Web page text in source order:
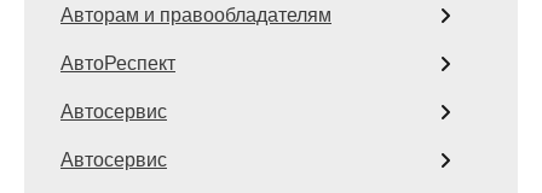
Авторам и правообладателям
АвтоРеспект
Автосервис
Автосервис